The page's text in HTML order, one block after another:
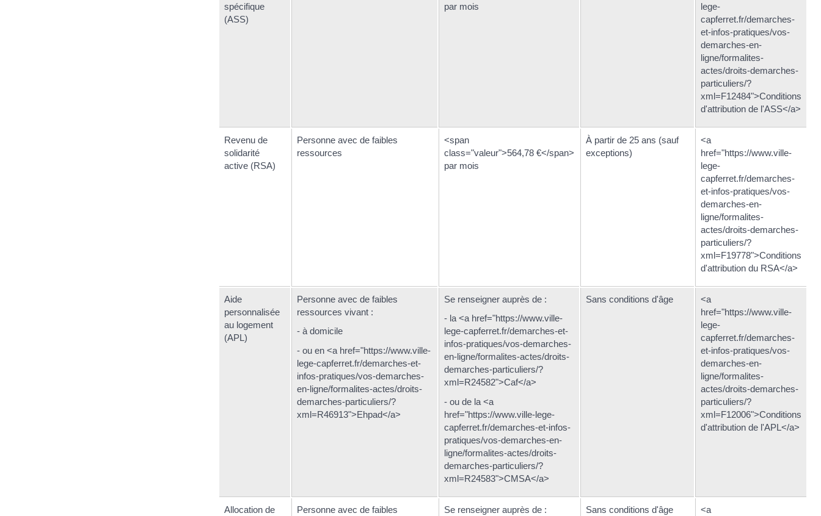
spécifique
(ASS)
par mois
lege-
capferret.fr/demarches-
et-infos-pratiques/vos-
demarches-en-
ligne/formalites-
actes/droits-demarches-
particuliers/?
xml=F12484">Conditions
d'attribution de l'ASS</a>
Revenu de
solidarité
active (RSA)
Personne avec de faibles
ressources
<span
class="valeur">564,78 €</span>
par mois
À partir de 25 ans (sauf
exceptions)
<a
href="https://www.ville-
lege-
capferret.fr/demarches-
et-infos-pratiques/vos-
demarches-en-
ligne/formalites-
actes/droits-demarches-
particuliers/?
xml=F19778">Conditions
d'attribution du RSA</a>
Aide
personnalisée
au logement
(APL)
Personne avec de faibles
ressources vivant :
- à domicile
- ou en <a href="https://www.ville-
lege-capferret.fr/demarches-et-
infos-pratiques/vos-demarches-
en-ligne/formalites-actes/droits-
demarches-particuliers/?
xml=R46913">Ehpad</a>
Se renseigner auprès de :
- la <a href="https://www.ville-
lege-capferret.fr/demarches-et-
infos-pratiques/vos-demarches-
en-ligne/formalites-actes/droits-
demarches-particuliers/?
xml=R24582">Caf</a>
- ou de la <a
href="https://www.ville-lege-
capferret.fr/demarches-et-infos-
pratiques/vos-demarches-en-
ligne/formalites-actes/droits-
demarches-particuliers/?
xml=R24583">CMSA</a>
Sans conditions d'âge
<a
href="https://www.ville-
lege-
capferret.fr/demarches-
et-infos-pratiques/vos-
demarches-en-
ligne/formalites-
actes/droits-demarches-
particuliers/?
xml=F12006">Conditions
d'attribution de l'APL</a>
Allocation de
Personne avec de faibles
Se renseigner auprès de :
Sans conditions d'âge
<a